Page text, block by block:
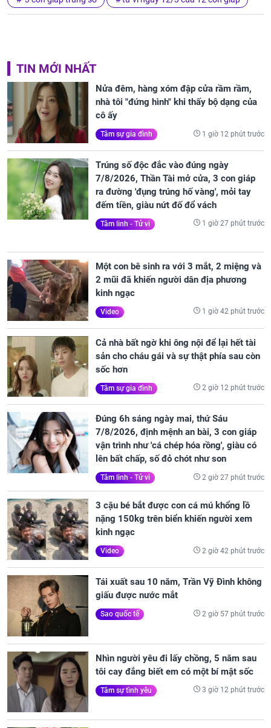
TIN MỚI NHẤT
Nửa đêm, hàng xóm đập cửa rầm rầm,
nhà tôi "đứng hình" khi thấy bộ dạng của
cô ấy
Tâm sự gia đình 1 giờ 12 phút trước
Trúng số độc đắc vào đúng ngày
7/8/2026, Thần Tài mở cửa, 3 con giáp
ra đường 'đụng trúng hố vàng', mỏi tay
đếm tiền, giàu nứt đố đổ vách
Tâm linh - Tử vi 1 giờ 27 phút trước
Một con bê sinh ra với 3 mắt, 2 miệng và
2 mũi đã khiến người dân địa phương
kinh ngạc
Video 1 giờ 42 phút trước
Cả nhà bất ngờ khi ông nội để lại hết tài
sản cho cháu gái và sự thật phía sau còn
sốc hơn
Tâm sự gia đình 2 giờ 12 phút trước
Đúng 6h sáng ngày mai, thứ Sáu
7/8/2026, định mệnh an bài, 3 con giáp
vận trình như 'cá chép hóa rồng', giàu có
lên bất chấp, số đỏ chót như son
Tâm linh - Tử vi 2 giờ 27 phút trước
3 cậu bé bắt được con cá mú khổng lồ
nặng 150kg trên biển khiến người xem
kinh ngạc
Video 2 giờ 42 phút trước
Tái xuất sau 10 năm, Trần Vỹ Đình không
giấu được nước mắt
Sao quốc tế 2 giờ 57 phút trước
Nhìn người yêu đi lấy chồng, 5 năm sau
tôi cay đắng biết em có một bí mật sốc
Tâm sự tình yêu 3 giờ 12 phút trước